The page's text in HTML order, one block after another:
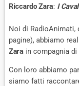
Riccardo Zara: I
Noi di
pagine), abbiamo
Zarain compagnia di
Con loro abbiamo
siamo fatti